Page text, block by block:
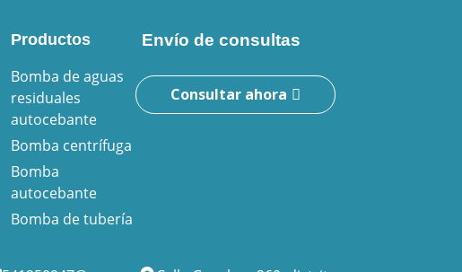
Productos
Bomba de aguas
residuales
autocebante
Bomba centrífuga
Bomba
autocebante
Bomba de tubería
Envío de consultas
Consultar ahora